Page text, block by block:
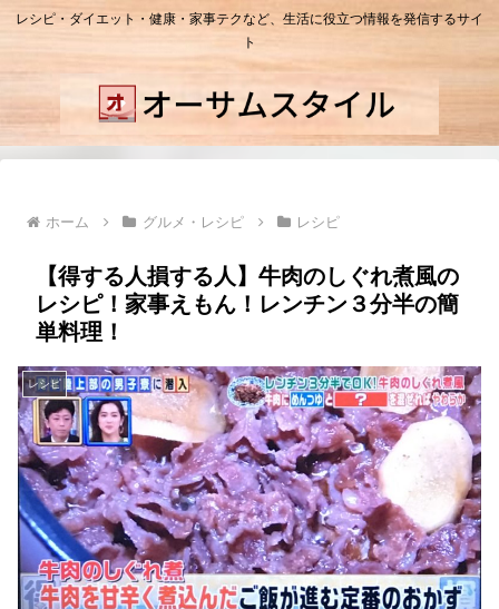
レシピ・ダイエット・健康・家事テクなど、生活に役立つ情報を発信するサイ
ト
ホーム グルメ・レシピ レシピ
【得する人損する人】牛肉のしぐれ煮風の
レシピ！家事えもん！レンチン３分半の簡
単料理！
レシピ